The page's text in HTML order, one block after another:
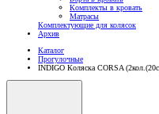
Комплекты в кровать
Матрасы
Комплектующие для колясок
Архив
Каталог
Прогулочные
INDIGO Коляска CORSA